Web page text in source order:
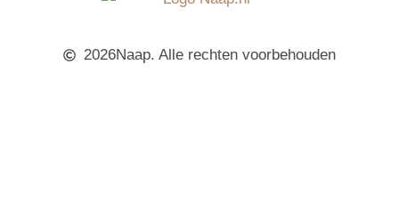
2026Naap. Alle rechten voorbehouden